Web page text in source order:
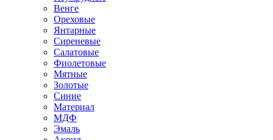
Венге
Ореховые
Янтарные
Сиреневые
Салатовые
Фиолетовые
Мятные
Золотые
Синие
Материал
МДФ
Эмаль